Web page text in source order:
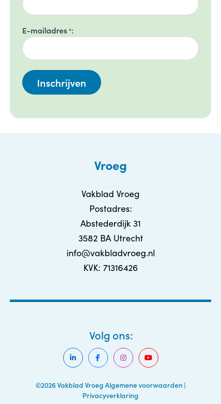
E-mailadres*
Vroeg
Vakblad Vroeg
Postadres:
Abstederdijk 31
3582 BA Utrecht
info@vakbladvroeg.nl
KVK: 71316426
©2026 Vakblad Vroeg Algemene voorwaarden |
Privacyverklaring
Volg ons: